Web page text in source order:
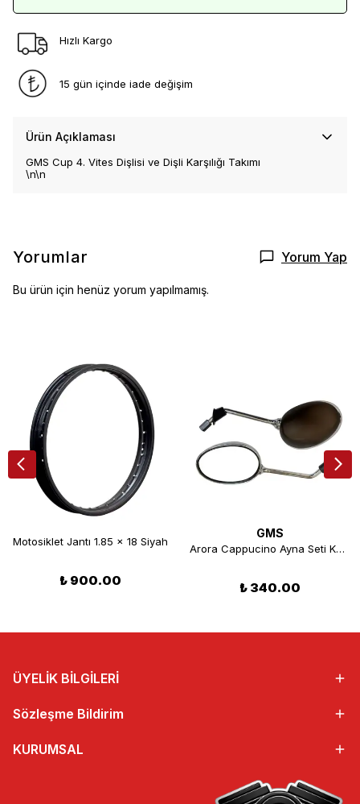
Hızlı Kargo
15 gün içinde iade değişim
Ürün Açıklaması
GMS Cup 4. Vites Dişlisi ve Dişli Karşılığı Takımı
\n\n
Yorumlar Yorum Yap
Bu ürün için henüz yorum yapılmamış.
Motosiklet Jantı 1.85 x 18 Siyah
₺ 900.00
GMS
Arora Cappucino Ayna Seti Kahverengi M10
₺ 340.00
ÜYELİK BİLGİLERİ
Sözleşme Bildirim
KURUMSAL